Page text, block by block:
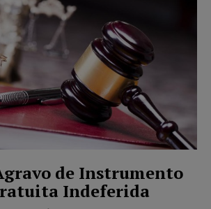
de Instrumento
Indeferida